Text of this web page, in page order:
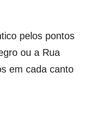
pelos pontos
ou a Rua
em cada canto